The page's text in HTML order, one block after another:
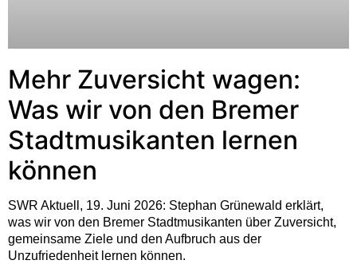
Mehr Zuversicht wagen:
Was wir von den Bremer
Stadtmusikanten lernen
können
SWR Aktuell, 19. Juni 2026: Stephan Grünewald erklärt,
was wir von den Bremer Stadtmusikanten über Zuversicht,
gemeinsame Ziele und den Aufbruch aus der
Unzufriedenheit lernen können.